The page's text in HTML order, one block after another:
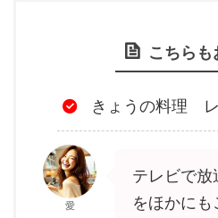
こちらも
きょうの料理
愛
テレビで
をほかにも